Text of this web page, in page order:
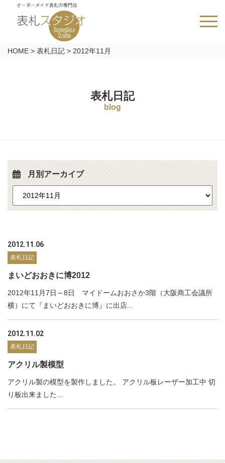
HOME > 表札日記 > 2012年11月
表札日記
blog
2012.11.06
表札日記
まいどおおきに博2012
2012年11月7日～8日 マイドームおおさか3階（大阪商工会議所
横）にて『まいどおおきに博』に出店...
2012.11.02
表札日記
アクリル製模型
アクリル製の模型を製作しました。 アクリル板レーザー加工中 切
り板出来ました...
月別アーカイブ